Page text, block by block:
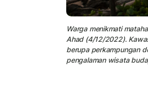
Warga menikmati
Ahad (4/12/2022).
berupa perkampungan
pengalaman wisata